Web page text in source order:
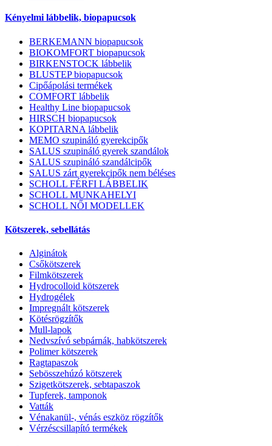
Kényelmi lábbelik, biopapucsok
BERKEMANN biopapucsok
BIOKOMFORT biopapucsok
BIRKENSTOCK lábbelik
BLUSTEP biopapucsok
Cipőápolási termékek
COMFORT lábbelik
Healthy Line biopapucsok
HIRSCH biopapucsok
KOPITARNA lábbelik
MEMO szupináló gyerekcipők
SALUS szupináló gyerek szandálok
SALUS szupináló szandálcipők
SALUS zárt gyerekcipők nem béléses
SCHOLL FÉRFI LÁBBELIK
SCHOLL MUNKAHELYI
SCHOLL NŐI MODELLEK
Kötszerek, sebellátás
Alginátok
Csőkötszerek
Filmkötszerek
Hydrocolloid kötszerek
Hydrogélek
Impregnált kötszerek
Kötésrögzítők
Mull-lapok
Nedvszívó sebpárnák, habkötszerek
Polimer kötszerek
Ragtapaszok
Sebösszehúzó kötszerek
Szigetkötszerek, sebtapaszok
Tupferek, tamponok
Vatták
Vénakanül-, vénás eszköz rögzítők
Vérzéscsillapító termékek